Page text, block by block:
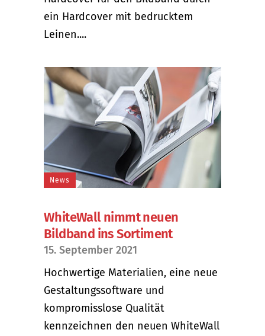
ein Hardcover mit bedrucktem
Leinen....
News
WhiteWall nimmt neuen
Bildband ins Sortiment
15. September 2021
Hochwertige Materialien, eine neue
Gestaltungssoftware und
kompromisslose Qualität
kennzeichnen den neuen WhiteWall